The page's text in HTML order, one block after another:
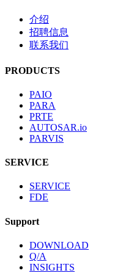
介绍
招聘信息
联系我们
PRODUCTS
PAIO
PARA
PRTE
AUTOSAR.io
PARVIS
SERVICE
SERVICE
FDE
Support
DOWNLOAD
Q/A
INSIGHTS